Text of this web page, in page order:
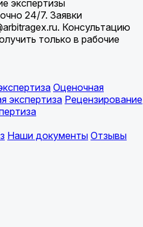
экспертизы
24/7. Заявки
Консультацию
только в рабочие
Оценочная
экспертиза Рецензирование
Наши документы Отзывы